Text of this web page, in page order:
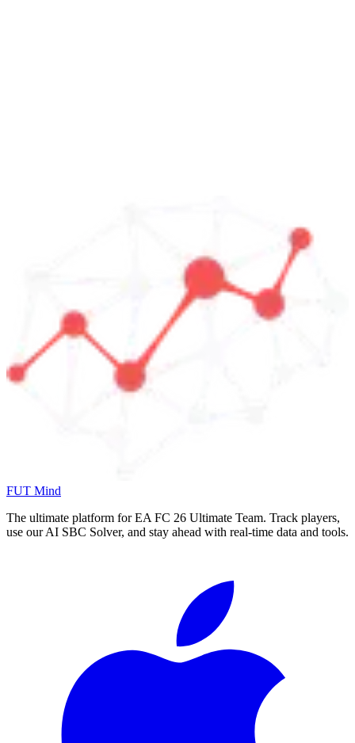
FUT Mind
The ultimate platform for EA FC 26 Ultimate Team. Track players,
use our AI SBC Solver, and stay ahead with real-time data and tools.